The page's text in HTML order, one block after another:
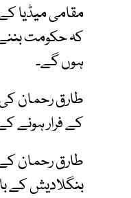
مقامی میڈیا
کہ حکومت
ہوں گے۔
طارق رحمان کی
کے فرار ہونے
طارق رحمان
بنگلادیش کے